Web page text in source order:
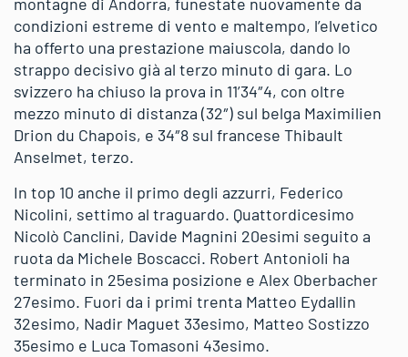
condizioni estreme di vento e maltempo, l’elvetico
ha offerto una prestazione maiuscola, dando lo
strappo decisivo già al terzo minuto di gara. Lo
svizzero ha chiuso la prova in 11’34″4, con oltre
mezzo minuto di distanza (32″) sul belga Maximilien
Drion du Chapois, e 34″8 sul francese Thibault
Anselmet, terzo.
In top 10 anche il primo degli azzurri, Federico
Nicolini, settimo al traguardo. Quattordicesimo
Nicolò Canclini, Davide Magnini 20esimi seguito a
ruota da Michele Boscacci. Robert Antonioli ha
terminato in 25esima posizione e Alex Oberbacher
27esimo. Fuori da i primi trenta Matteo Eydallin
32esimo, Nadir Maguet 33esimo, Matteo Sostizzo
35esimo e Luca Tomasoni 43esimo.